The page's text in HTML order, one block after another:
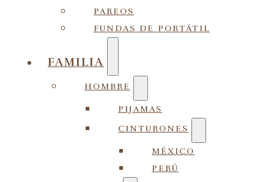
PAREOS
FUNDAS DE PORTÁTIL
FAMILIA
HOMBRE
PIJAMAS
CINTURONES
MÉXICO
PERÚ